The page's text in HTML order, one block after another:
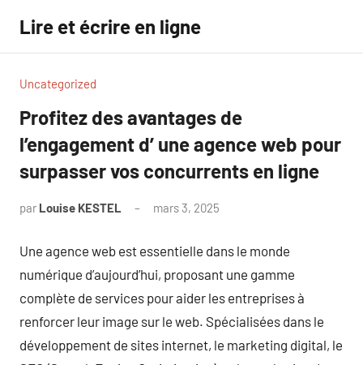
contenu
Lire et écrire en ligne
Uncategorized
Profitez des avantages de
l’engagement d’ une agence web pour
surpasser vos concurrents en ligne
par Louise KESTEL mars 3, 2025
Une agence web est essentielle dans le monde
numérique d’aujourd’hui, proposant une gamme
complète de services pour aider les entreprises à
renforcer leur image sur le web. Spécialisées dans le
développement de sites internet, le marketing digital, le